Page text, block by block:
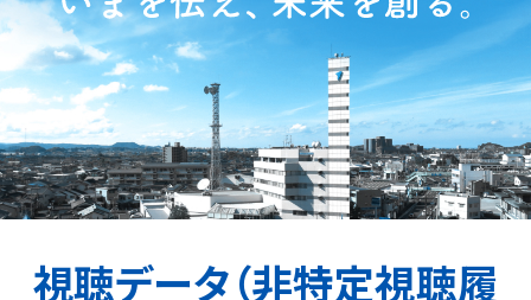
視聴データ（非特定視聴履